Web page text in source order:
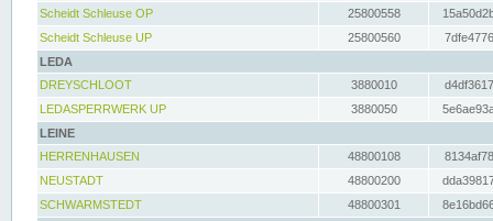
Scheidt Schleuse OP
25800558
Scheidt Schleuse UP
25800560
LEDA
DREYSCHLOOT
3880010
LEDASPERRWERK UP
3880050
LEINE
HERRENHAUSEN
48800108
NEUSTADT
48800200
SCHWARMSTEDT
48800301